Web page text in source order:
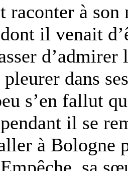
à son
il venait
dans
s’en fallut
il se
à Bologne